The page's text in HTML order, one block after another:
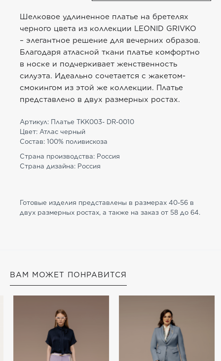
Шелковое удлиненное платье на бретелях
черного цвета из коллекции LEONID GRIVKO
– элегантное решение для вечерних образов.
Благодаря атласной ткани платье комфортно
в носке и подчеркивает женственность
силуэта. Идеально сочетается с жакетом-
смокингом из этой же коллекции. Платье
представлено в двух размерных ростах.
Артикул: Платье TKK003- DR-0010
Цвет: Атлас черный
Состав: 100% поливискоза
Страна производства: Россия
Страна дизайна: Россия
Готовые изделия представлены в размерах 40-56 в
двух размерных ростах, а также на заказ от 58 до 64.
ВАМ МОЖЕТ ПОНРАВИТСЯ